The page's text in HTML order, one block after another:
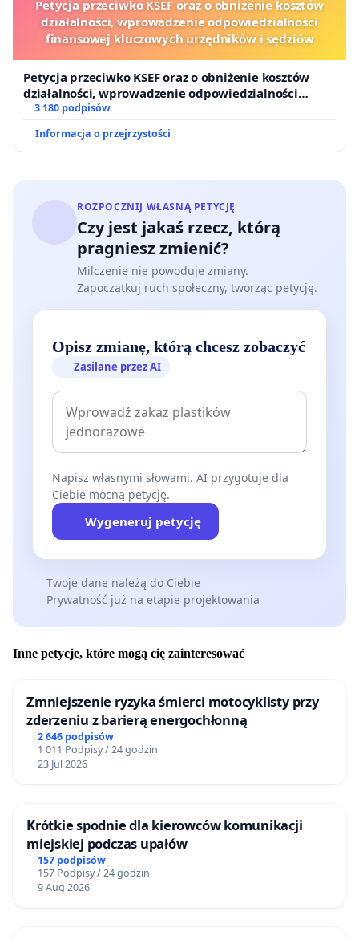
Petycja przeciwko KSEF oraz o obniżenie kosztów
działalności, wprowadzenie odpowiedzialności
finansowej kluczowych urzędników i sędziów
Petycja przeciwko KSEF oraz o obniżenie kosztów
działalności, wprowadzenie odpowiedzialności
finansowej kluczowych urzędników i sędziów
3 180 podpisów
Informacja o przejrzystości
ROZPOCZNIJ WŁASNĄ PETYCJĘ
Czy jest jakaś rzecz, którą
pragniesz zmienić?
Milczenie nie powoduje zmiany.
Zapoczątkuj ruch społeczny, tworząc petycję.
Opisz zmianę, którą chcesz zobaczyć
Zasilane przez AI
Napisz własnymi słowami. AI przygotuje dla
Ciebie mocną petycję.
Wygeneruj petycję
Twoje dane należą do Ciebie
Prywatność już na etapie projektowania
Inne petycje, które mogą cię zainteresować
Zmniejszenie ryzyka śmierci motocyklisty przy
zderzeniu z barierą energochłonną
2 646 podpisów
1 011 Podpisy / 24 godzin
23 Jul 2026
Krótkie spodnie dla kierowców komunikacji
miejskiej podczas upałów
157 podpisów
157 Podpisy / 24 godzin
9 Aug 2026